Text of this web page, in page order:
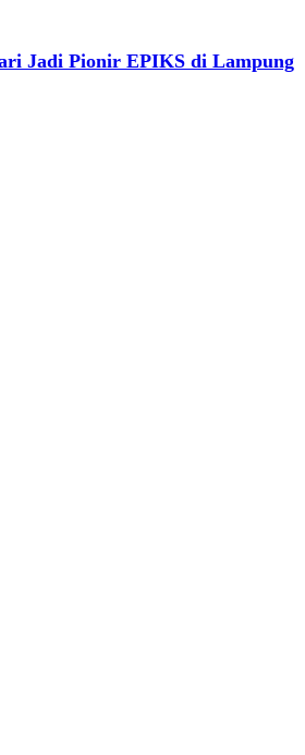
Jadi Pionir EPIKS di Lampung